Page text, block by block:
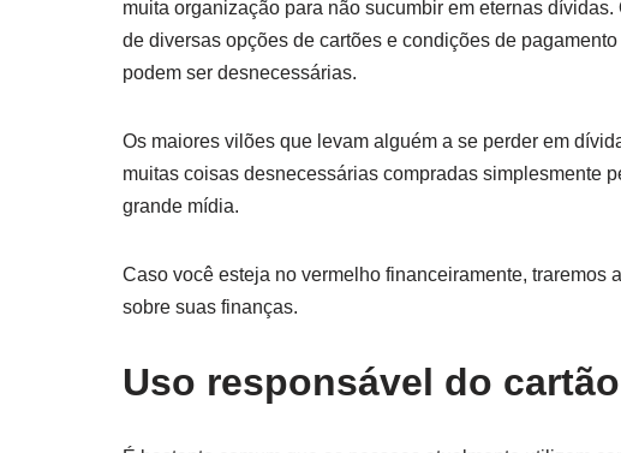
muita organização para não sucumbir em eternas
de diversas opções de cartões e condições de
podem ser desnecessárias.
Os maiores vilões que levam alguém a se perder em
muitas coisas desnecessárias compradas simplesmente
grande mídia.
Caso você esteja no vermelho financeiramente, traremos
sobre suas finanças.
Uso responsável do